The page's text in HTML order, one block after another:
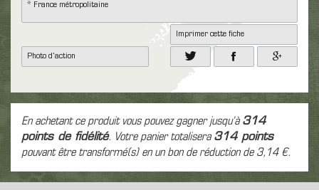
* France métropolitaine
Imprimer cette fiche
Photo d'action
En achetant ce produit vous pouvez gagner jusqu'à314
points de fidélité. Votre panier totalisera314points
pouvant être transformé(s) en un bon de réduction de 3,14 €.